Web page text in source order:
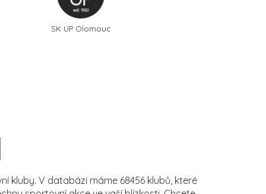
SK UP Olomouc
kluby. V databázi máme 68456 klubů, které